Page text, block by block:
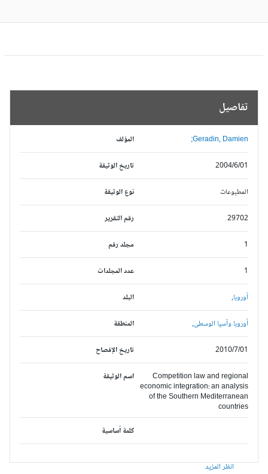
تفاصيل
المؤلف Geradin, Damien;
تاريخ الوثيقة 2004/6/01
نوع الوثيقة المطبوعات
رقم التقرير 29702
مجلد رقم
عدد المجلدات
البلد أوروبا,
المنطقة أوروبا وآسيا الوسطى,
تاريخ الإفصاح 2010/7/01
اسم الوثيقة
Competition law and regional
economic integration: an analysis
of the Southern Mediterranean
countries
كلمة أساسية
انظر المزيد